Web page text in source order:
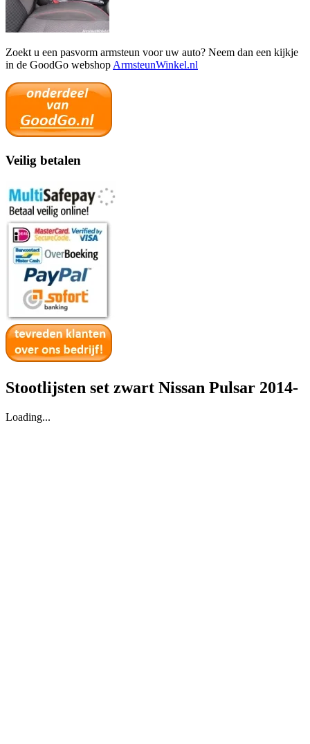
Zoekt u een pasvorm armsteun voor uw auto? Neem dan een kijkje
in de GoodGo webshop ArmsteunWinkel.nl
Veilig betalen
Stootlijsten set zwart Nissan Pulsar 2014-
Loading...